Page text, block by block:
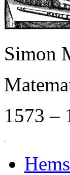
Simon
1573 –